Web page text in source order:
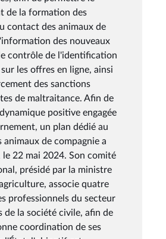
de la formation des
contact des animaux de
des nouveaux
contrôle de l'identification
les offres en ligne, ainsi
des sanctions
de maltraitance. Afin de
positive engagée
un plan dédié au
animaux de compagnie a
le 22 mai 2024. Son comité
présidé par la ministre
associe quatre
professionnels du secteur
de la société civile, afin de
coordination de ses